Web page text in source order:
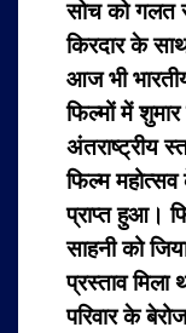
सोच को गलत
किरदार के
आज भी
फिल्मों में
अंतराष्ट्रीय
फिल्म महोत्सव
प्राप्त हुआ।
साहनी को
प्रस्ताव मिला
परिवार के